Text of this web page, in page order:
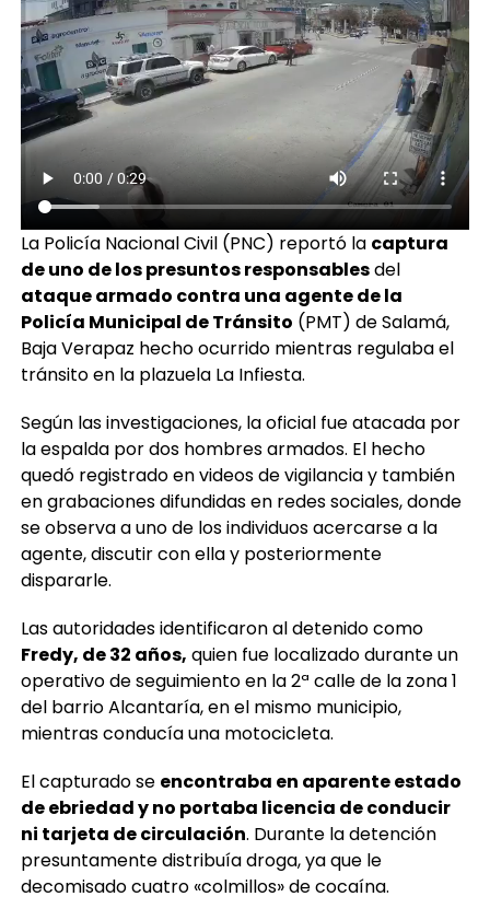
La Policía Nacional Civil (PNC) reportó la captura
de uno de los presuntos responsablesdel
ataque armado contra una agente de la
Policía Municipal de Tránsito (PMT) de Salamá,
Baja Verapaz hecho ocurrido mientras regulaba el
tránsito en la plazuela La Infiesta.
Según las investigaciones, la oficial fue atacada por
la espalda por dos hombres armados. El hecho
quedó registrado en videos de vigilancia y también
en grabaciones difundidas en redes sociales, donde
se observa a uno de los individuos acercarse a la
agente, discutir con ella y posteriormente
dispararle.
Las autoridades identificaron al detenido como
Fredy, de 32 años, quien fue localizado durante un
operativo de seguimiento en la 2ª calle de la zona 1
del barrio Alcantaría, en el mismo municipio,
mientras conducía una motocicleta.
El capturado se encontraba en aparente estado
de ebriedad y no portaba licencia de conducir
ni tarjeta de circulación. Durante la detención
presuntamente distribuía droga, ya que le
decomisado cuatro «colmillos» de cocaína.